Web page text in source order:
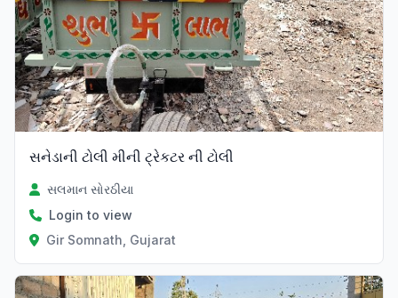
સનેડાની ટોલી મીની ટ્રેકટર ની ટોલી
સલમાન સોરઠીયા
Login to view
Gir Somnath, Gujarat
Verified